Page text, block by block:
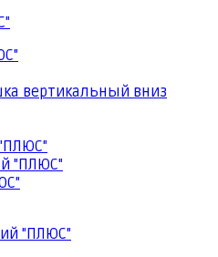
вертикальный вниз
"ПЛЮС"
"ПЛЮС"